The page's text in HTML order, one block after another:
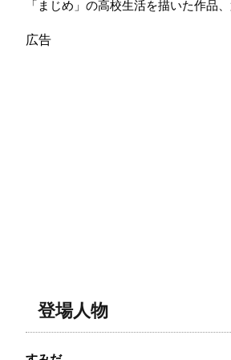
「まじめ」の高校生活を描いた作品
広告
登場人物